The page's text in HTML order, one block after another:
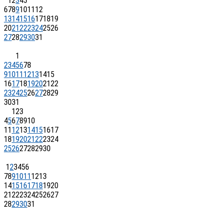
6789101112
13141516171819
20212223242526
2728293031
1
2345678
9101112131415
16171819202122
23242526272829
3031
123
45678910
11121314151617
18192021222324
252627282930
123456
78910111213
14151617181920
21222324252627
28293031